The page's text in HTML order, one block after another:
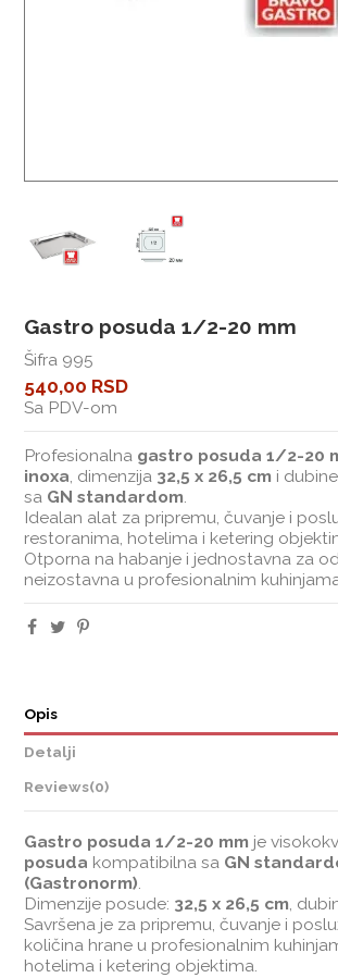
Gastro posuda 1/2-20 mm
Šifra 995
540,00 RSD
Sa PDV-om
Profesionalna gastro posuda 1/2-20
inoxa, dimenzija 32,5 x 26,5 cm i dubine
sa GN standardom.
Idealan alat za pripremu, čuvanje i
restoranima, hotelima i ketering
Otporna na habanje i jednostavna za
neizostavna u profesionalnim
Opis
Detalji
Reviews(0)
Gastro posuda 1/2-20 mm je
posuda kompatibilna sa GN
(Gastronorm).
Dimenzije posude: 32,5 x 26,5 cm,
Savršena je za pripremu, čuvanje i
količina hrane u profesionalnim
hotelima i ketering objektima.